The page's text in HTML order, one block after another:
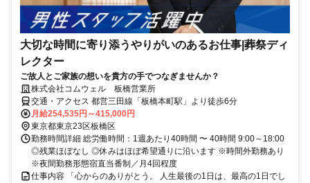
大切な時間に寄り添うやりがいのあるお仕事|葬祭ディ
レクター
ご故人とご家族の想いを貴方の手でつなぎませんか？
株式会社コムウェル 板橋営業所
交通・アクセス 都営三田線「板橋本町駅」より徒歩6分
月給254,535円～415,000円
東京都東京23区板橋区
勤務時間詳細 総労働時間：1週あたり40時間 〜 40時間 9:00～18:00
◎残業ほぼなし ◎休みはほぼ希望通りに沿います ※時間外勤務あり
※夜間勤務形態宿直当番制／月4回程度
仕事内容 「心からのありがとう。 人生最後の1日は、最高の1日でし